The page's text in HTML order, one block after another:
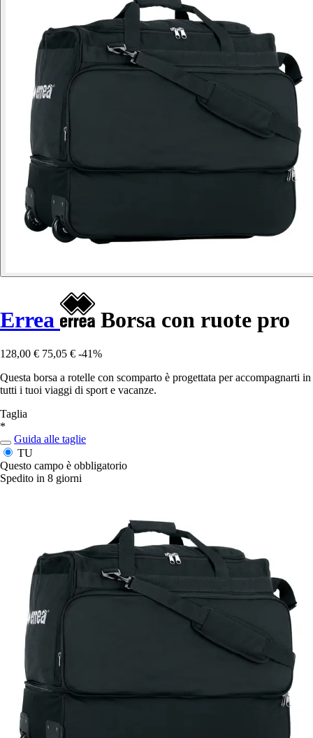
Errea Borsa con ruote pro
128,00 € 75,05 € -41%
Questa borsa a rotelle con scomparto è progettata per accompagnarti in
tutti i tuoi viaggi di sport e vacanze.
Taglia
*
Guida alle taglie
TU
Questo campo è obbligatorio
Spedito in 8 giorni